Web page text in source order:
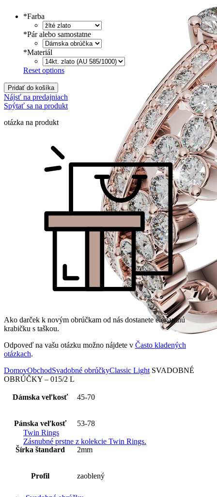
Twin Rings
Zásnubné prstne z kolekcie Twin Rings.
*Farba
*Pár alebo samostatne
*Materiál
Reset options
Pridať do košíka
Nájsť na predajniach
Spýtať sa na produkt
otázka na produkt
Ako darček k novým obrúčkam od nás dostanete elegantnú
krabičku s taškou.
Odpoveď na vašu otázku možno nájdete v Často kladených
otázkach.
DomovObchodSvadobné obrúčkyClassic Light SVADOBNÉ
OBRÚČKY – 015/2 L
Dámska veľkosť 45-70
Pánska veľkosť 53-78
Šírka štandard 2mm
Profil zaoblený